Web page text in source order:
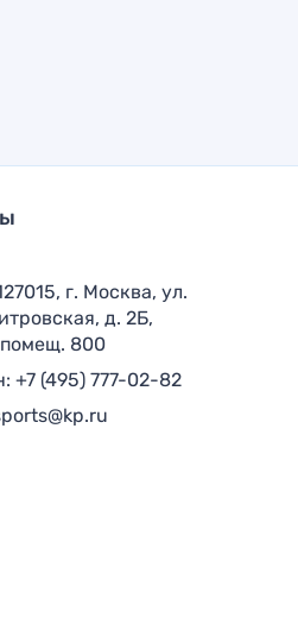
г. Москва, ул.
д. 2Б,
800
+7 (495) 777-02-82